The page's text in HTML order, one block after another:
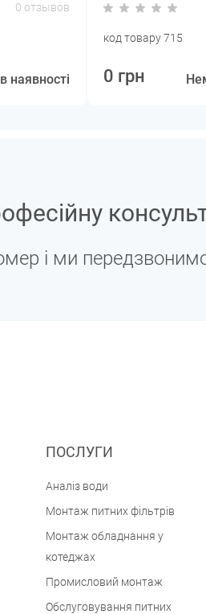
0 отзывов
наявності
код товару 715
0 грн
і ми
ПОСЛУГИ
Аналіз води
Монтаж питних фільтрів
Монтаж обладнання у
котеджах
Промисловий монтаж
Обслуговування питних